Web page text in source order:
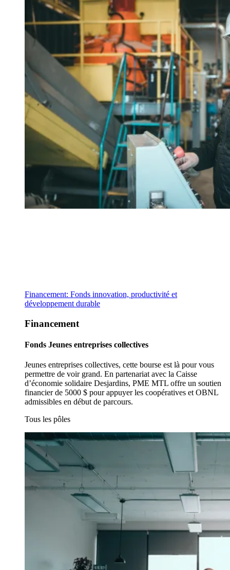
Financement: Fonds innovation, productivité et
développement durable
Financement
Fonds Jeunes entreprises collectives
Jeunes entreprises collectives, cette bourse est là pour vous
permettre de voir grand. En partenariat avec la Caisse
d’économie solidaire Desjardins, PME MTL offre un soutien
financier de 5000 $ pour appuyer les coopératives et OBNL
admissibles en début de parcours.
Tous les pôles